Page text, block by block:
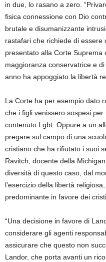
in due, lo rasano a zero.
fisica connessione con Dio
brutale e disumanizzante
rastafari che richiede di essere
presentato alla Corte Suprema
maggioranza conservatrice e
anno ha appoggiato la libertà
La Corte ha per esempio dato
che i figli venissero sospesi
contenuto Lgbt. Oppure a un
pregare sul campo di una
cristiano che ha rifiutato i suoi
Ravitch, docente della
diversità di questo caso, dal
l’esercizio della libertà
predominante in favore dei
“Una decisione in favore di
considerare gli agenti
assicurare che questo non
Landor, che porta avanti un